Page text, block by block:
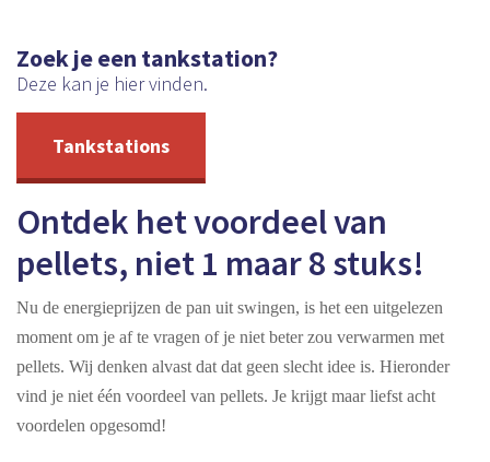
Zoek je een tankstation?
Deze kan je hier vinden.
Tankstations
Ontdek het voordeel van
pellets, niet 1 maar 8 stuks!
Nu de energieprijzen de pan uit swingen, is het een uitgelezen
moment om je af te vragen of je niet beter zou verwarmen met
pellets. Wij denken alvast dat dat geen slecht idee is. Hieronder
vind je niet één voordeel van pellets. Je krijgt maar liefst acht
voordelen opgesomd!